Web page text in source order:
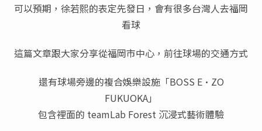
可以預期，徐若熙的表定先發日，會有很多台灣人去福岡
看球
這篇文章跟大家分享從福岡市中心，前往球場的交通方式
還有球場旁邊的複合娛樂設施「BOSS E·ZO
FUKUOKA」
包含裡面的 teamLab Forest 沉浸式藝術體驗